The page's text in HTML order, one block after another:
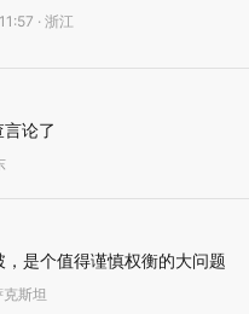
· 浙江
论了
是个值得谨慎权衡的大问题
斯坦